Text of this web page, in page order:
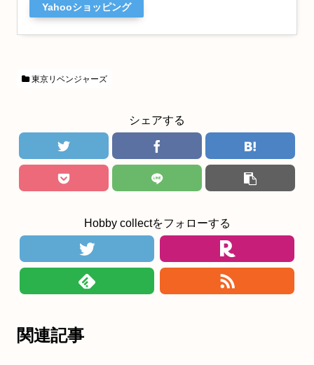
Yahooショッピング
東京リベンジャーズ
シェアする
Hobby collectをフォローする
関連記事